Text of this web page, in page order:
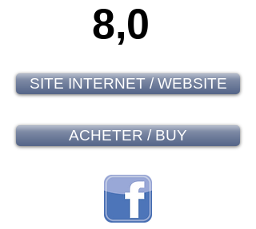
8,0
SITE INTERNET / WEBSITE
ACHETER / BUY